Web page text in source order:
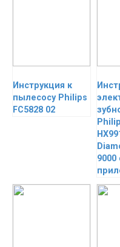
Инструкция к
пылесосу Philips
FC5828 02
9000